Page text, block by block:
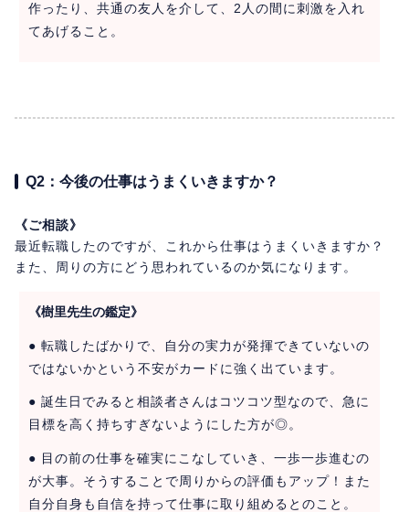
作ったり、共通の友人を介して、2人の間に刺激を入れ
てあげること。
Q2：今後の仕事はうまくいきますか？
《ご相談》
最近転職したのですが、これから仕事はうまくいきますか？
また、周りの方にどう思われているのか気になります。
《樹里先生の鑑定》
● 転職したばかりで、自分の実力が発揮できていないの
ではないかという不安がカードに強く出ています。
● 誕生日でみると相談者さんはコツコツ型なので、急に
目標を高く持ちすぎないようにした方が◎。
● 目の前の仕事を確実にこなしていき、一歩一歩進むの
が大事。そうすることで周りからの評価もアップ！また
自分自身も自信を持って仕事に取り組めるとのこと。